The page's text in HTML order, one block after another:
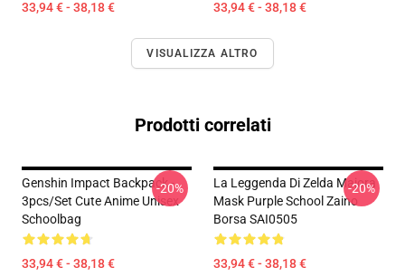
33,94 € - 38,18 € 33,94 € - 38,18 €
VISUALIZZA ALTRO
Prodotti correlati
Genshin Impact Backpack -
3pcs/Set Cute Anime Unisex
Schoolbag
33,94 € - 38,18 €
-20%
La Leggenda Di Zelda Majora
Mask Purple School Zaino
Borsa SAI0505
33,94 € - 38,18 €
-20%